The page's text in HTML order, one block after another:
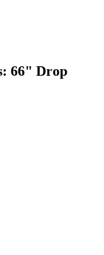
66" Drop